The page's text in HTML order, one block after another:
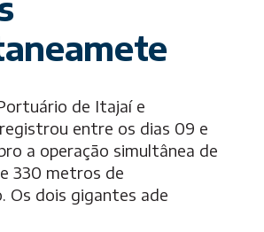
de Itajaí e
entre os dias 09 e
a operação simultânea de
330 metros de
Os dois gigantes ade